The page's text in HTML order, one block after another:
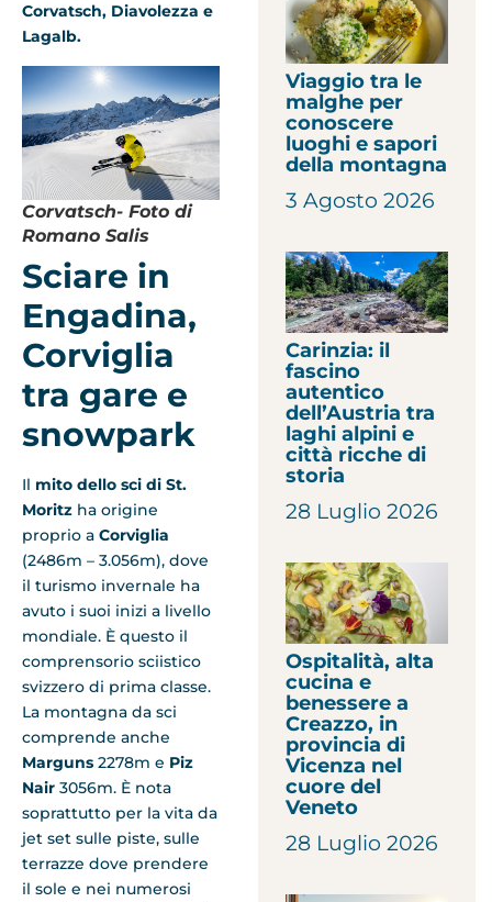
Corvatsch, Diavolezza e
Lagalb.
Corvatsch- Foto di
Romano Salis
Sciare in
Engadina,
Corviglia
tra gare e
snowpark
Il mito dello sci di St.
Moritz ha origine
proprio a Corviglia
(2486m – 3.056m), dove
il turismo invernale ha
avuto i suoi inizi a livello
mondiale. È questo il
comprensorio sciistico
svizzero di prima classe.
La montagna da sci
comprende anche
Marguns 2278m e Piz
Nair 3056m. È nota
soprattutto per la vita da
jet set sulle piste, sulle
terrazze dove prendere
il sole e nei numerosi
Viaggio tra le
malghe per
conoscere
luoghi e sapori
della montagna
3 Agosto 2026
Carinzia: il
fascino
autentico
dell’Austria tra
laghi alpini e
città ricche di
storia
28 Luglio 2026
Ospitalità, alta
cucina e
benessere a
Creazzo, in
provincia di
Vicenza nel
cuore del
Veneto
28 Luglio 2026